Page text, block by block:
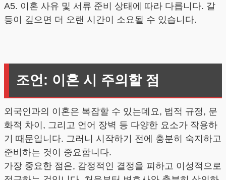
A5. 이혼 사유 및 서류 준비 상태에 따라 다릅니다. 갈
등이 깊으면 더 오랜 시간이 소요될 수 있습니다.
조언: 이혼 시 주의할 점
외국인과의 이혼은 복잡할 수 있는데요, 법적 규정, 문
화적 차이, 그리고 언어 장벽 등 다양한 요소가 작용하
기 때문입니다. 그러니 시작하기 전에 충분히 숙지하고
준비하는 것이 중요합니다.
가장 중요한 점은, 감정적인 결정을 피하고 이성적으로